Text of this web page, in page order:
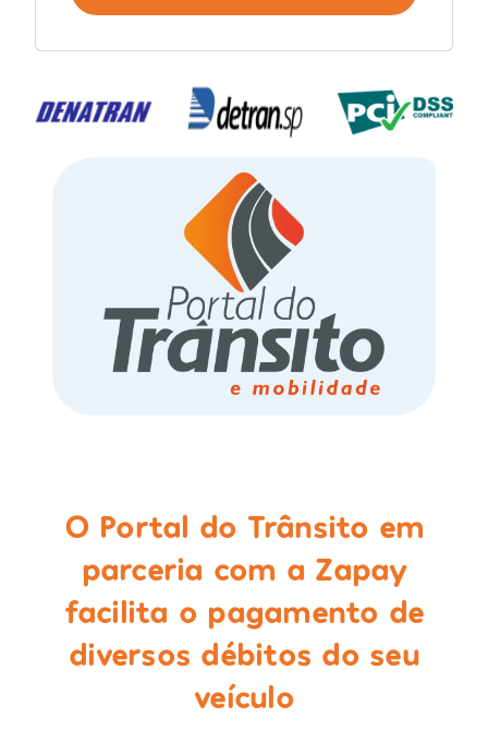
O Portal do Trânsito em
parceria com a Zapay
facilita o pagamento de
diversos débitos do seu
veículo